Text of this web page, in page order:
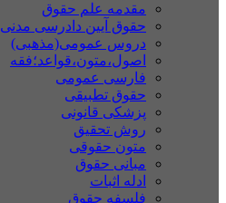
مقدمه علم حقوق
حقوق آیین دادرسی مدنی
دروس عمومی(مذهبی)
اصول،متون،قواعد؛فقه
فارسی عمومی
حقوق تطبیقی
پزشکی قانونی
روش تحقیق
متون حقوقی
مبانی حقوق
ادله اثبات
فلسفه حقوق